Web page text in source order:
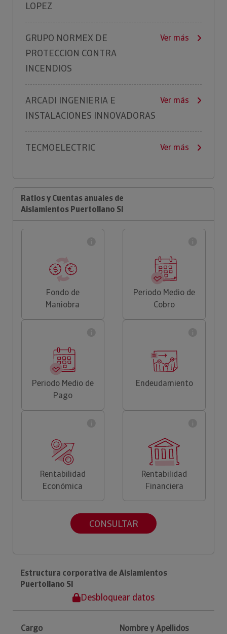
LOPEZ
GRUPO NORMEX DE
PROTECCION CONTRA
INCENDIOS
Ver más
ARCADI INGENIERIA E
INSTALACIONES INNOVADORAS
Ver más
TECMOELECTRIC Ver más
Ratios y Cuentas anuales de
Aislamientos Puertollano Sl
Fondo de
Maniobra
Periodo Medio de
Cobro
Periodo Medio de
Pago
Endeudamiento
Rentabilidad
Económica
Rentabilidad
Financiera
CONSULTAR
Estructura corporativa de Aislamientos
Puertollano Sl
Desbloquear datos
Cargo Nombre y Apellidos